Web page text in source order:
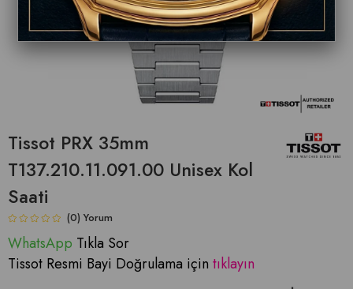
Tissot PRX 35mm
T137.210.11.091.00 Unisex Kol
Saati
(0)
WhatsApp Tıkla Sor
Tissot Resmi Bayi Doğrulama için tıklayın